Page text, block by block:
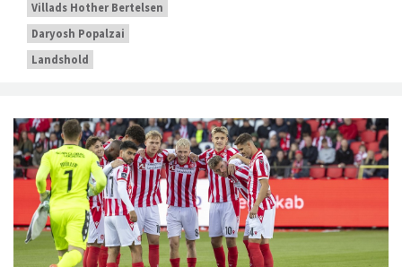
Villads Hother Bertelsen
Daryosh Popalzai
Landshold